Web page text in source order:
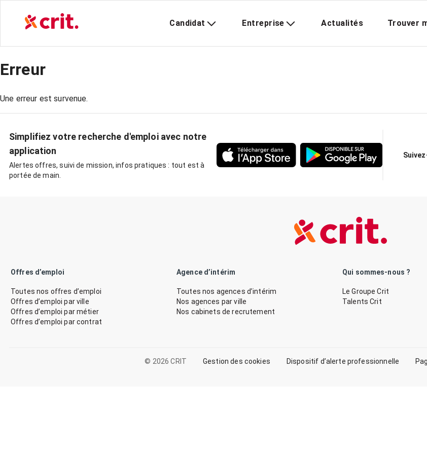
Candidat Entreprise Actualités Trouver
Erreur
Une erreur est survenue.
Simplifiez votre recherche d'emploi avec notre
application
Alertes offres, suivi de mission, infos pratiques : tout est à
portée de main.
Offres d’emploi
Toutes nos offres d’emploi
Offres d’emploi par ville
Offres d’emploi par métier
Offres d’emploi par contrat
Agence d’intérim
Toutes nos agences d’intérim
Nos agences par ville
Nos cabinets de recrutement
Qui sommes-nous ?
Le Groupe Crit
Talents Crit
© 2026 CRIT Gestion des cookies Dispositif d’alerte professionnelle